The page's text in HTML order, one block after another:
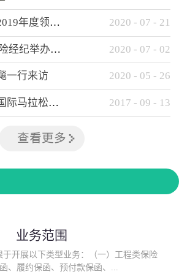
午，华西金控第一党支部举办了“学
党史、知党情、...
华西保险经纪召开2019年度领导班子述职考核工作会 2020 - 07 - 21
安全生产月|华西保险经纪举办应急消防安全知识培训 2020 - 07 - 02
一行来访 2020 - 05 - 26
太平洋产险为成都国际马拉松提供全方位保险保障 2017 - 09 - 13
查看更多
业务范围
开展以下类型业务：（一）工程类保险
、履约保函、预付款保函、...